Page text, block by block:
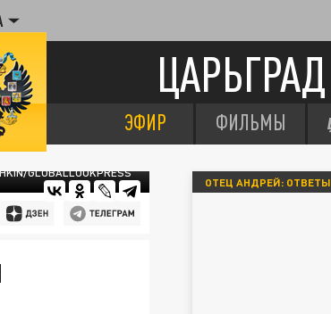
ЦАРЬГРАД
ЭФИР ФИЛЬМЫ
GLOBALLOOKPRESS
ОТЕЦ АНДРЕЙ: ОТВЕТЫ